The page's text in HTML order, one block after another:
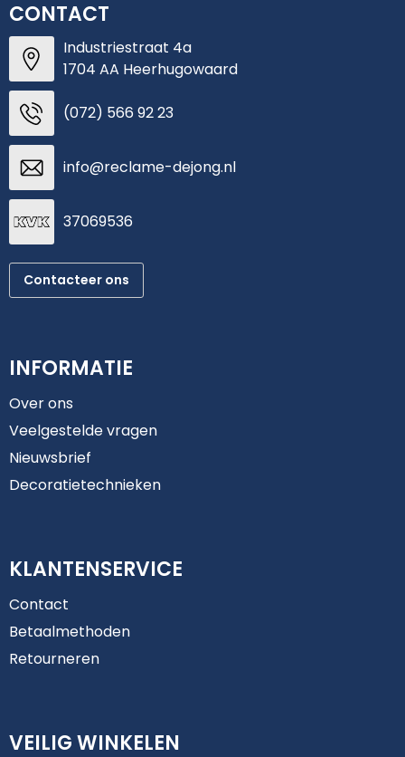
CONTACT
Industriestraat 4a
1704 AA Heerhugowaard
(072) 566 92 23
info@reclame-dejong.nl
37069536
Contacteer ons
INFORMATIE
Over ons
Veelgestelde vragen
Nieuwsbrief
Decoratietechnieken
KLANTENSERVICE
Contact
Betaalmethoden
Retourneren
VEILIG WINKELEN